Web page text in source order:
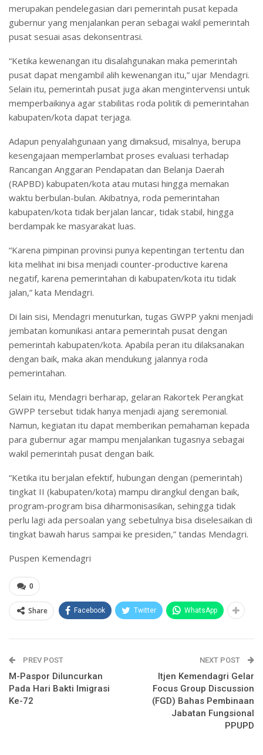
merupakan pendelegasian dari pemerintah pusat kepada
gubernur yang menjalankan peran sebagai wakil pemerintah
pusat sesuai asas dekonsentrasi.
“Ketika kewenangan itu disalahgunakan maka pemerintah
pusat dapat mengambil alih kewenangan itu,” ujar Mendagri.
Selain itu, pemerintah pusat juga akan mengintervensi untuk
memperbaikinya agar stabilitas roda politik di pemerintahan
kabupaten/kota dapat terjaga.
Adapun penyalahgunaan yang dimaksud, misalnya, berupa
kesengajaan memperlambat proses evaluasi terhadap
Rancangan Anggaran Pendapatan dan Belanja Daerah
(RAPBD) kabupaten/kota atau mutasi hingga memakan
waktu berbulan-bulan. Akibatnya, roda pemerintahan
kabupaten/kota tidak berjalan lancar, tidak stabil, hingga
berdampak ke masyarakat luas.
“Karena pimpinan provinsi punya kepentingan tertentu dan
kita melihat ini bisa menjadi counter-productive karena
negatif, karena pemerintahan di kabupaten/kota itu tidak
jalan,” kata Mendagri.
Di lain sisi, Mendagri menuturkan, tugas GWPP yakni menjadi
jembatan komunikasi antara pemerintah pusat dengan
pemerintah kabupaten/kota. Apabila peran itu dilaksanakan
dengan baik, maka akan mendukung jalannya roda
pemerintahan.
Selain itu, Mendagri berharap, gelaran Rakortek Perangkat
GWPP tersebut tidak hanya menjadi ajang seremonial.
Namun, kegiatan itu dapat memberikan pemahaman kepada
para gubernur agar mampu menjalankan tugasnya sebagai
wakil pemerintah pusat dengan baik.
“Ketika itu berjalan efektif, hubungan dengan (pemerintah)
tingkat II (kabupaten/kota) mampu dirangkul dengan baik,
program-program bisa diharmonisasikan, sehingga tidak
perlu lagi ada persoalan yang sebetulnya bisa diselesaikan di
tingkat bawah harus sampai ke presiden,” tandas Mendagri.
Puspen Kemendagri
0
Share Facebook Twitter WhatsApp
PREV POST
M-Paspor Diluncurkan
Pada Hari Bakti Imigrasi
Ke-72
NEXT POST
Itjen Kemendagri Gelar
Focus Group Discussion
(FGD) Bahas Pembinaan
Jabatan Fungsional
PPUPD